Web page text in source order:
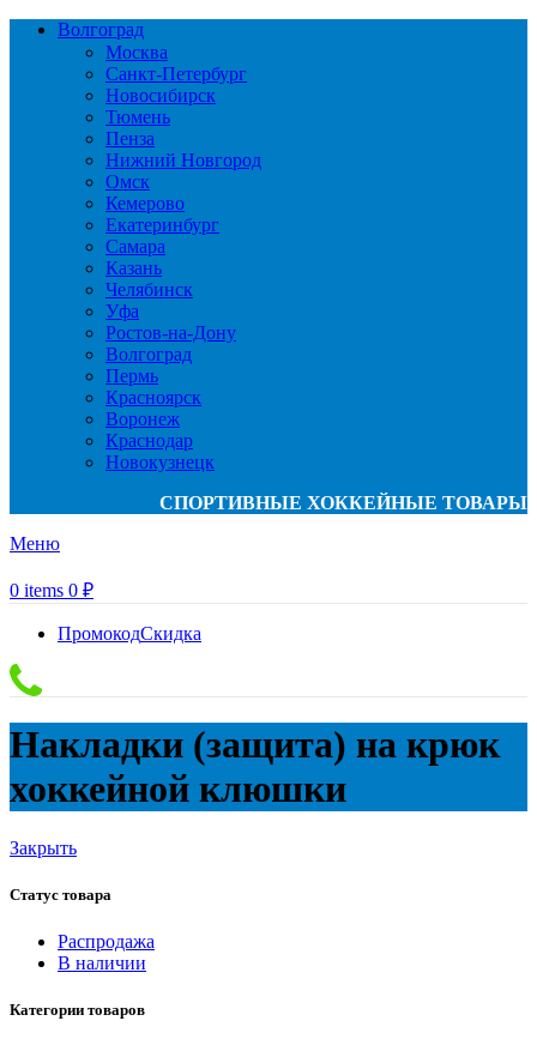
Волгоград
Москва
Санкт-Петербург
Новосибирск
Тюмень
Пенза
Нижний Новгород
Омск
Кемерово
Екатеринбург
Самара
Казань
Челябинск
Уфа
Ростов-на-Дону
Волгоград
Пермь
Красноярск
Воронеж
Краснодар
Новокузнецк
СПОРТИВНЫЕ ХОККЕЙНЫЕ ТОВАРЫ
Меню
0 items 0 ₽
ПромокодСкидка
Накладки (защита) на крюк
хоккейной клюшки
Закрыть
Статус товара
Распродажа
В наличии
Категории товаров